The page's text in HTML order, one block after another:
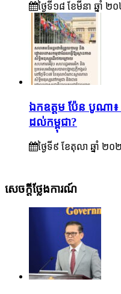
ថ្ងៃទី១៨ ខែ​មីនា ឆ្នាំ ២
ឯកឧត្តម ប៉ែន បូណា៖
ដល់កម្ពុជា?
ថ្ងៃទី៩ ខែ​តុលា ឆ្នាំ ២០
សេចក្តីថ្លែងការណ៍